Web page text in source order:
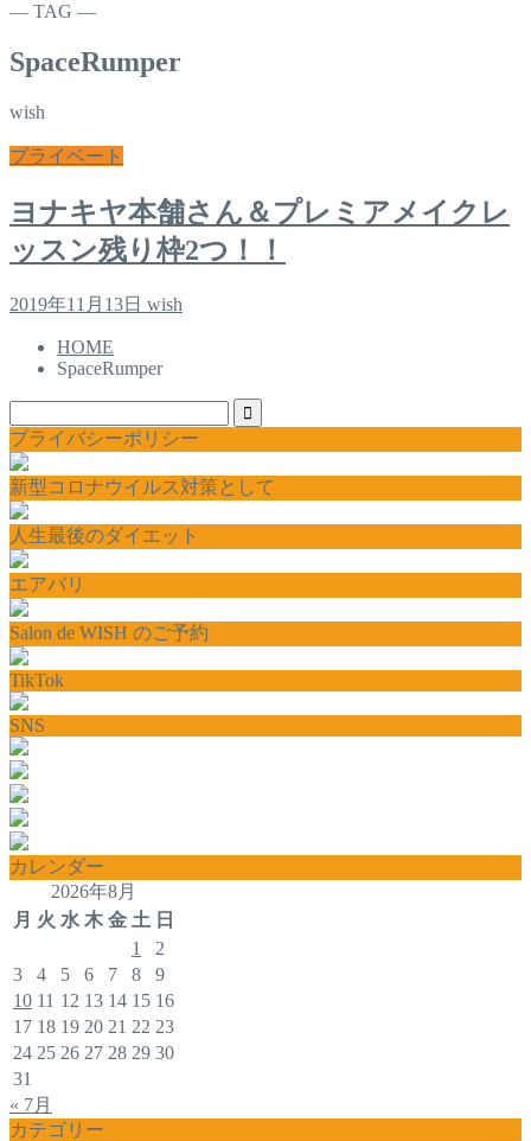
― TAG ―
SpaceRumper
wish
プライベート
ヨナキヤ本舗さん＆プレミアメイクレ
ッスン残り枠2つ！！
2019年11月13日 wish
HOME
SpaceRumper
プライバシーポリシー
新型コロナウイルス対策として
人生最後のダイエット
エアバリ
Salon de WISH のご予約
TikTok
SNS
カレンダー
2026年8月
月 火 水 木 金 土 日
1
2
3
4 5 6 7 8
9
10 11 12 13 14 15 16
17 18 19 20 21 22 23
24 25 26 27 28 29 30
31
« 7月
カテゴリー